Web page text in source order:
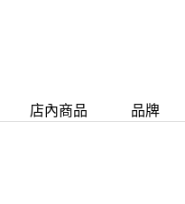
店內商品 品牌